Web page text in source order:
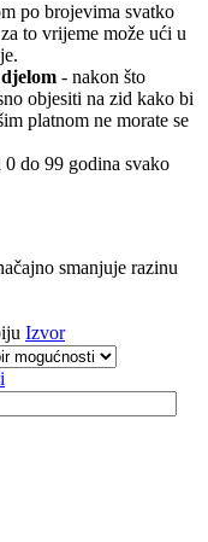
po brojevima svatko
to vrijeme može ući u
- nakon što
objesiti na zid kako bi
platnom ne morate se
0 do 99 godina svako
smanjuje razinu
Izvor